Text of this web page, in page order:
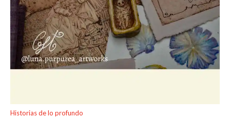
Historias de lo profundo